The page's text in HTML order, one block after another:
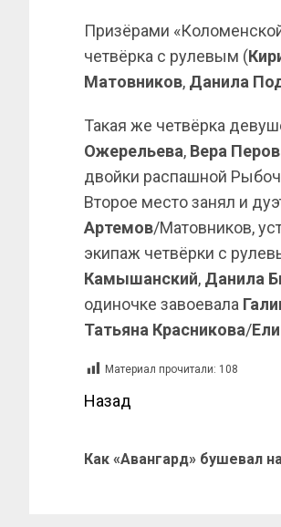
Призёрами
четвёрка с рулевым (
Матовников, Данила
Такая же четвёрка
Ожерельева, Вера
двойки распашной
Второе место занял и
Артемов/Матовников,
экипаж четвёрки с
Камышанский, Данила
одиночке завоевала
Татьяна Красникова/
Материал прочитали: 108
Назад
Как «Авангард» бушевал